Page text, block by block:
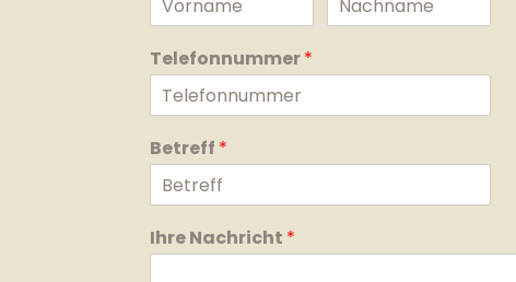
Telefonnummer*
Betreff *
Ihre Nachricht *